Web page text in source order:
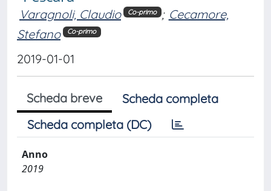
Varagnoli, Claudio Co-primo ; Cecamore,
Stefano
Co-primo
2019-01-01
Scheda breve
Scheda completa
Scheda completa (DC)
Anno
2019